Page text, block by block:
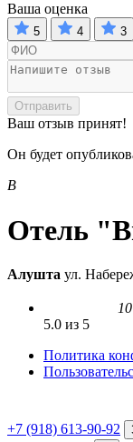
Ваша оценка
5 4 3
Отправить
Ваш отзыв принят!
Он будет
В
Отель
Алушта ул.
5.0 из 5
Политика
+7 (918) 613-90-92